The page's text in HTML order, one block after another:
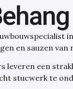
en sauzen van
leveren een
stucwerk te